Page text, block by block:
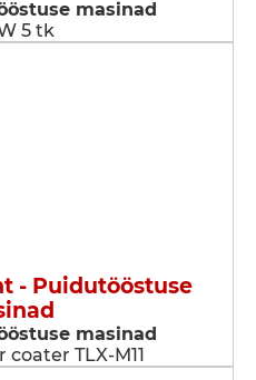
masinad
5 tk
- Puidutööstuse
masinad
TLX-M11